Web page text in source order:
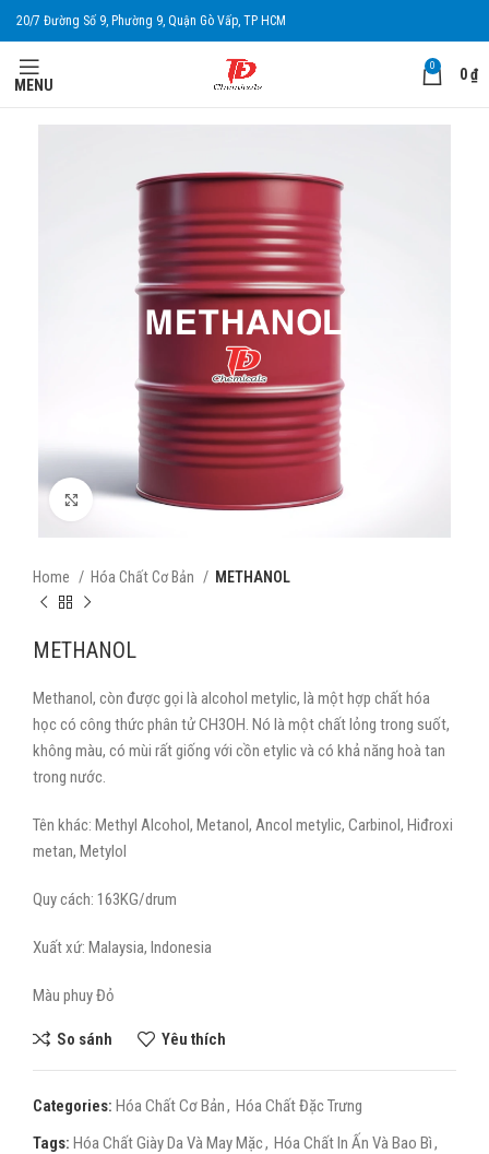
20/7 Đường Số 9, Phường 9, Quận Gò Vấp, TP HCM
MENU
0 0₫
Xem ảnh phóng to
Home Hóa Chất Cơ Bản METHANOL
METHANOL
Methanol, còn được gọi là alcohol metylic, là một hợp chất hóa
học có công thức phân tử CH3OH. Nó là một chất lỏng trong suốt,
không màu, có mùi rất giống với cồn etylic và có khả năng hoà tan
trong nước.
Tên khác: Methyl Alcohol, Metanol, Ancol metylic, Carbinol, Hiđroxi
metan, Metylol
Quy cách: 163KG/drum
Xuất xứ: Malaysia, Indonesia
Màu phuy Đỏ
So sánh Yêu thích
Categories: Hóa Chất Cơ Bản, Hóa Chất Đặc Trưng
Tags: Hóa Chất Giày Da Và May Mặc, Hóa Chất In Ấn Và Bao Bì,